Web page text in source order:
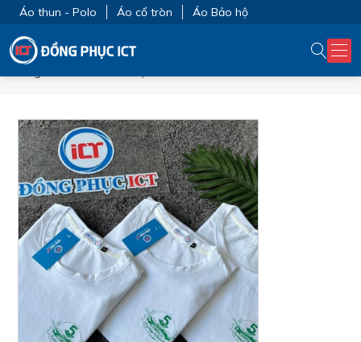
Áo thun - Polo Áo cổ tròn Áo Bảo hộ